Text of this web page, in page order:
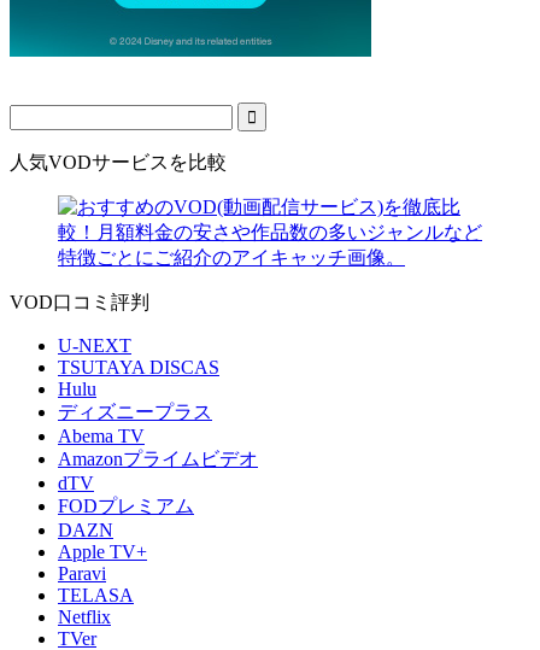
人気VODサービスを比較
VOD口コミ評判
U‐NEXT
TSUTAYA DISCAS
Hulu
ディズニープラス
Abema TV
Amazonプライムビデオ
dTV
FODプレミアム
DAZN
Apple TV+
Paravi
TELASA
Netflix
TVer